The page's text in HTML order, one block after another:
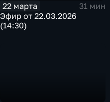
22 марта
31 мин
Эфир от 22.03.2026
(14:30)